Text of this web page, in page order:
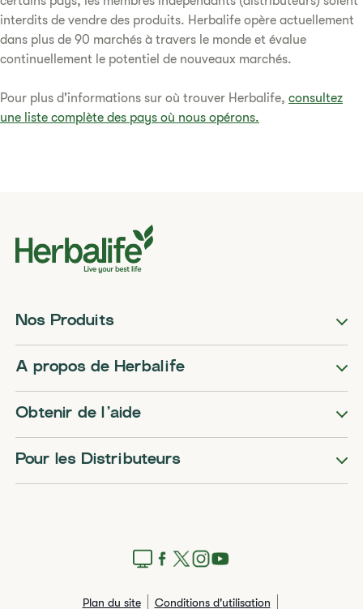
interdits de vendre des produits. Herbalife opère actuellement
dans plus de 90 marchés à travers le monde et évalue
continuellement le potentiel de nouveaux marchés.
Pour plus d'informations sur où trouver Herbalife, consultez
une liste complète des pays où nous opérons.
Nos Produits
A propos de Herbalife
Obtenir de l’aide
Pour les Distributeurs
Plan du site Conditions d'utilisation